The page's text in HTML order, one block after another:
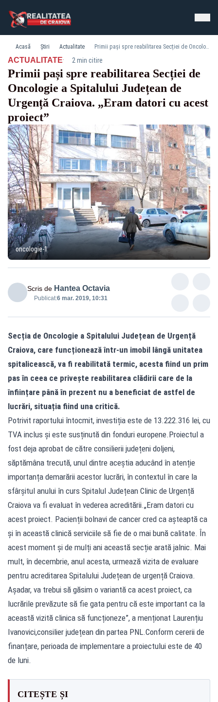
Acasă Știri Actualitate Primii pași spre reabilitarea Secției de Oncologie a Spitalului Județean de Urgență Craiova. „Eram datori cu acest proiect”
ACTUALITATE· 2 min citire
Primii pași spre reabilitarea Secției de
Oncologie a Spitalului Județean de
Urgență Craiova. „Eram datori cu acest
proiect”
oncologie-1
Scris de Hantea Octavia
Publicat:6 mar. 2019, 10:31
Secția de Oncologie a Spitalului Județean de Urgență
Craiova, care funcționează într-un imobil lângă unitatea
spitalicească, va fi reabilitată termic, acesta fiind un prim
pas în ceea ce privește reabilitarea clădirii care de la
înființare până în prezent nu a beneficiat de astfel de
lucrări, situația fiind una critică.
Potrivit raportului întocmit, investiția este de 13.222.316 lei, cu
TVA inclus și este susținută din fonduri europene.Proiectul a
fost deja aprobat de către consilierii județeni doljeni,
săptămâna trecută, unul dintre aceștia aducând în atenție
importanța demarării acestor lucrări, în contextul în care la
sfârșitul anului în curs Spitalul Județean Clinic de Urgență
Craiova va fi evaluat în vederea acreditării.„Eram datori cu
acest proiect. Pacienții bolnavi de cancer cred ca așteaptă ca
și în această clinică serviciile să fie de o mai bună calitate. În
acest moment și de mulți ani această secție arată jalnic. Mai
mult, în decembrie, anul acesta, urmează vizita de evaluare
pentru acreditarea Spitalului Județean de urgență Craiova.
Așadar, va trebui să găsim o variantă ca acest proiect, ca
lucrările prevăzute să fie gata pentru că este important ca la
această vizită clinica să funcționeze”, a menționat Laurențiu
Ivanovici,consilier județean din partea PNL.Conform cererii de
finanțare, perioada de implementare a proiectului este de 40
de luni.
CITEȘTE ȘI